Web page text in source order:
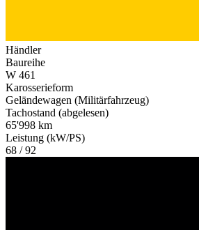
Händler
Baureihe
W 461
Karosserieform
Geländewagen (Militärfahrzeug)
Tachostand (abgelesen)
65'998 km
Leistung (kW/PS)
68 / 92